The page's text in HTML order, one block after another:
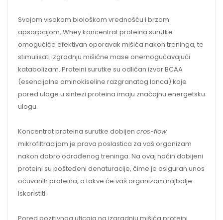
Svojom visokom biološkom vrednošću i brzom
apsorpcijom, Whey koncentrat proteina surutke
omogućiće efektivan oporavak mišića nakon treninga, te
stimulisati izgradnju mišićne mase onemogućavajući
katabolizam. Proteini surutke su odličan izvor BCAA
(esencijalne aminokiseline razgranatog lanca) koje
pored uloge u sintezi proteina imaju značajnu energetsku
ulogu.
Koncentrat proteina surutke dobijen cros-flow
mikrofiltracijom je prava poslastica za vaš organizam
nakon dobro odrađenog treninga. Na ovaj način dobijeni
proteini su pošteđeni denaturacije, čime je osiguran unos
očuvanih proteina, a takve će vaš organizam najbolje
iskoristiti.